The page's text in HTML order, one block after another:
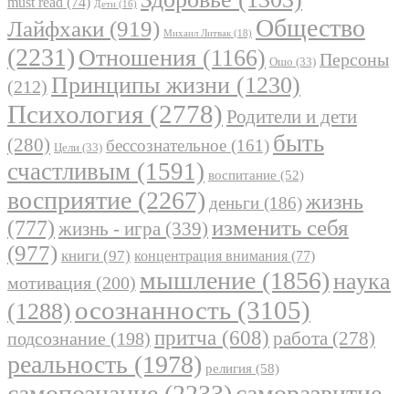
Дети (16)
Лайфхаки (919) Михаил Литвак (18) Общество
(2231) Отношения (1166) Ошо (33) Персоны
(212) Принципы жизни (1230)
Психология (2778) Родители и дети
(280) Цели (33) бессознательное (161) быть
счастливым (1591) воспитание (52)
восприятие (2267) деньги (186)жизнь
(777) жизнь - игра (339) изменить себя
(977) книги (97) концентрация внимания (77)
мотивация (200) мышление (1856)наука
(1288) осознанность (3105)
подсознание (198) притча (608) работа (278)
реальность (1978) религия (58)